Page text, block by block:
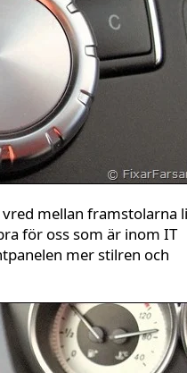
mellan framstolarna
för oss som är inom IT
mer stilren och